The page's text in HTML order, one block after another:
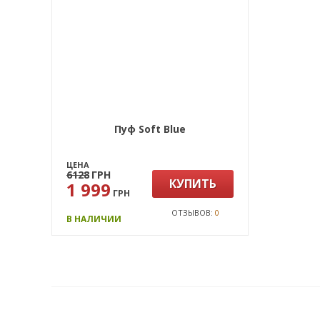
Пуф Soft Blue
ЦЕНА
6128 ГРН
1 999 ГРН
КУПИТЬ
В НАЛИЧИИ
ОТЗЫВОВ: 0